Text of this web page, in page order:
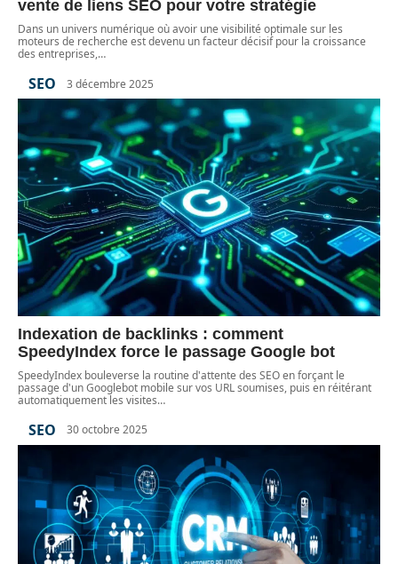
vente de liens SEO pour votre stratégie
Dans un univers numérique où avoir une visibilité optimale sur les
moteurs de recherche est devenu un facteur décisif pour la croissance
des entreprises,…
SEO 3 décembre 2025
Indexation de backlinks : comment
SpeedyIndex force le passage Google bot
SpeedyIndex bouleverse la routine d'attente des SEO en forçant le
passage d'un Googlebot mobile sur vos URL soumises, puis en réitérant
automatiquement les visites…
SEO 30 octobre 2025